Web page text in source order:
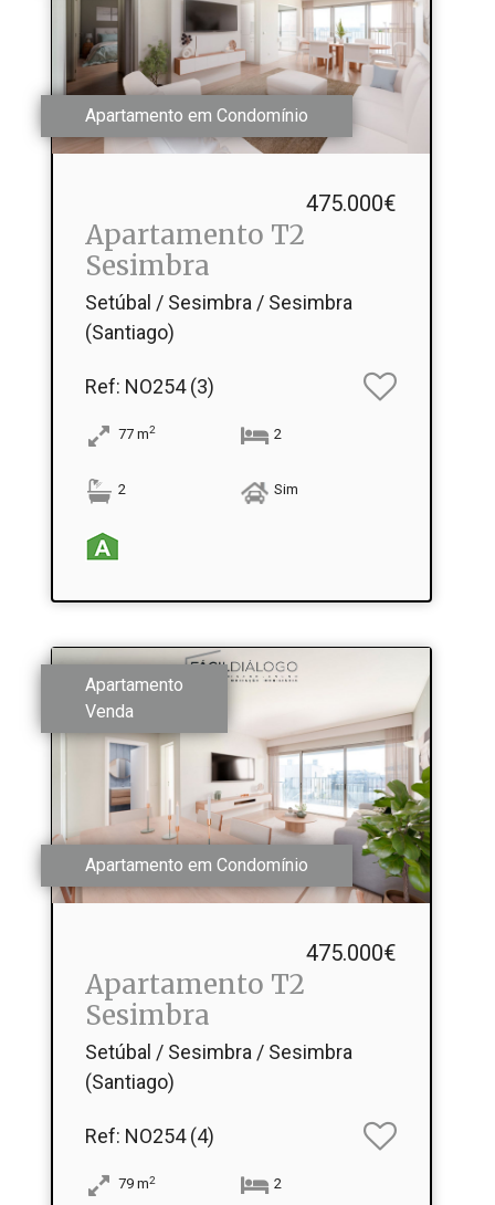
Apartamento em Condomínio
475.000€
Apartamento T2
Sesimbra
Setúbal / Sesimbra / Sesimbra
(Santiago)
Ref: NO254 (3)
77m2 2
2 Sim
Apartamento
Venda
Apartamento em Condomínio
475.000€
Apartamento T2
Sesimbra
Setúbal / Sesimbra / Sesimbra
(Santiago)
Ref: NO254 (4)
79m2 2